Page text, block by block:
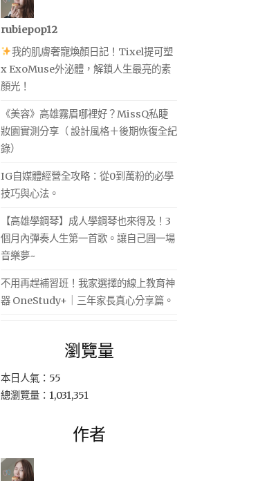
rubiepop12
我的肌膚奢寵煥顏日記！Tixel提可塑
x ExoMuse外泌體，解鎖人生最亮的素
顏光！
《美容》高雄霧眉哪裡好？MissQ私睫
妝園實測分享（ 設計風格＋後期恢復全紀
錄）
IG自媒體經營全攻略：從0到萬粉的必學
技巧與心法。
【高雄學鋼琴】成人學鋼琴也來得及！3
個月內彈奏人生第一首歌。讓自己圓一場
音樂夢~
不用再趕補習班！我家選擇的線上教育神
器 OneStudy+｜三年家長真心分享篇。
瀏覽量
本日人氣：55
總瀏覽量：1,031,351
作者